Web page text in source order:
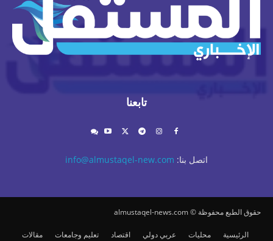
تابعنا
اتصل بنا: info@almustaqel-new.com
حقوق الطبع محفوظة © almustaqel-news.com
الرئيسية محليات عربي دولي اقتصاد تعليم وجامعات مقالات